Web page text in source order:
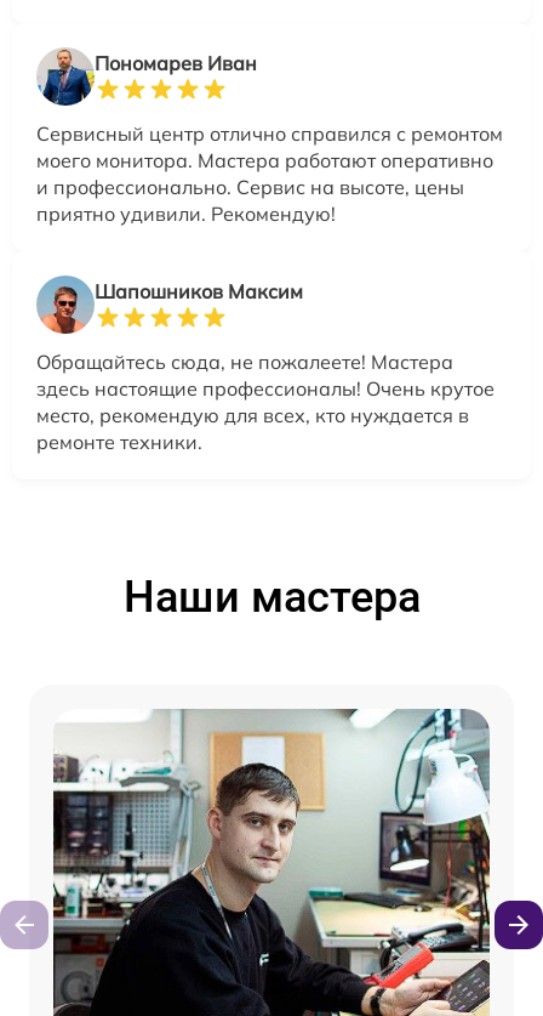
Пономарев Иван
Сервисный центр отлично справился с ремонтом
моего монитора. Мастера работают оперативно
и профессионально. Сервис на высоте, цены
приятно удивили. Рекомендую!
Шапошников Максим
Обращайтесь сюда, не пожалеете! Мастера
здесь настоящие профессионалы! Очень крутое
место, рекомендую для всех, кто нуждается в
ремонте техники.
Наши мастера